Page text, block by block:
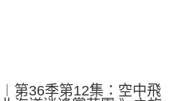
第36季第12集：空中飛